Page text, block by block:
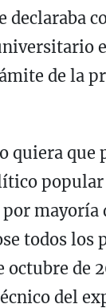
declaraba
de la
quiera que
popular
mayoría
todos los
octubre de
del